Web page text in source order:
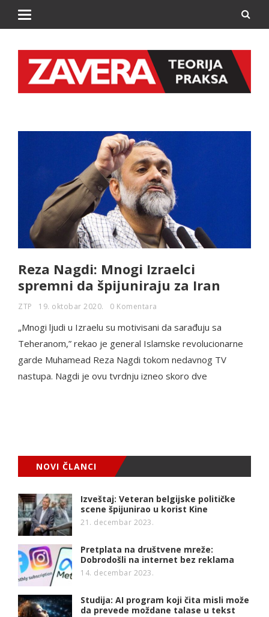
Reza Nagdi: Mnogi Izraelci
spremni da špijuniraju za Iran
ZTP 19. oktobar 2020. 0 Komentara
„Mnogi ljudi u Izraelu su motivisani da sarađuju sa
Teheranom,” rekao je general Islamske revolucionarne
garde Muhamead Reza Nagdi tokom nedavnog TV
nastupa. Nagdi je ovu tvrdnju izneo skoro dve
NOVI ČLANCI
Izveštaj: Veteran belgijske političke
scene špijunirao u korist Kine
21. decembar 2023.
Pretplata na društvene mreže:
Dobrodošli na internet bez reklama
14. decembar 2023.
Studija: AI program koji čita misli može
da prevede moždane talase u tekst